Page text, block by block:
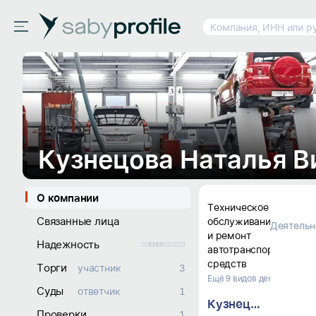
Компания, ИНН или
О компании
Связанные лица
Надежность
Торги
участник 3
Суды ответчик 1
Техническое
обслуживание
и ремонт
автотранспортных
средств
Ещё 9 видов деятельности
Кузнецова Наталья Викторовна